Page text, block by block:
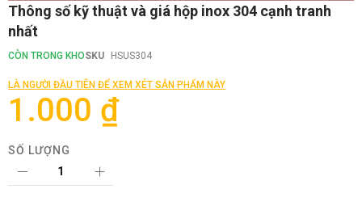
Chuyển
phần
đầu
của
thư
viện
hình
Thông số kỹ thuật và giá hộp inox 304 cạnh tranh
nhất
CÒN TRONG KHOSKU HSUS304
LÀ NGƯỜI ĐẦU TIÊN ĐỂ XEM XÉT SẢN PHẨM NÀY
1.000 ₫
SỐ LƯỢNG